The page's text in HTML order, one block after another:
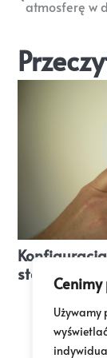
Cenimy
wpisu
atmosferę w
start i